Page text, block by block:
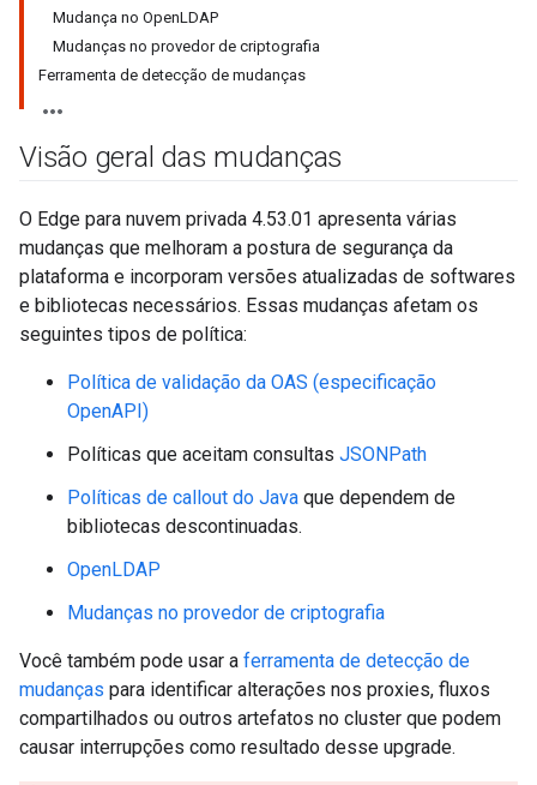
Mudança no OpenLDAP
Mudanças no provedor de criptografia
Ferramenta de detecção de mudanças
Visão geral das mudanças
O Edge para nuvem privada 4.53.01 apresenta várias
mudanças que melhoram a postura de segurança da
plataforma e incorporam versões atualizadas de softwares
e bibliotecas necessários. Essas mudanças afetam os
seguintes tipos de política:
Política de validação da OAS (especificação
OpenAPI)
Políticas que aceitam consultas JSONPath
Políticas de callout do Java que dependem de
bibliotecas descontinuadas.
OpenLDAP
Mudanças no provedor de criptografia
Você também pode usar a ferramenta de detecção de
mudanças para identificar alterações nos proxies, fluxos
compartilhados ou outros artefatos no cluster que podem
causar interrupções como resultado desse upgrade.